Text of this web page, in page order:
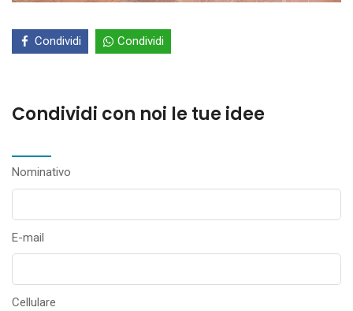
Condividi Condividi
Condividi con noi le tue idee
Nominativo
E-mail
Cellulare